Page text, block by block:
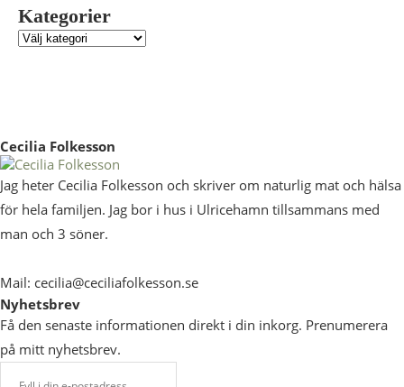
Kategorier
Cecilia Folkesson
Jag heter Cecilia Folkesson och skriver om naturlig mat och hälsa
för hela familjen. Jag bor i hus i Ulricehamn tillsammans med
man och 3 söner.
Mail: cecilia@ceciliafolkesson.se
Nyhetsbrev
Få den senaste informationen direkt i din inkorg. Prenumerera
på mitt nyhetsbrev.